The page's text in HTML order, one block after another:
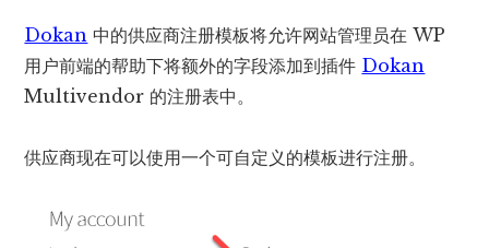
Dokan 中的供应商注册模板将允许网站管理员在 WP
用户前端的帮助下将额外的字段添加到插件 Dokan
Multivendor 的注册表中。
供应商现在可以使用一个可自定义的模板进行注册。